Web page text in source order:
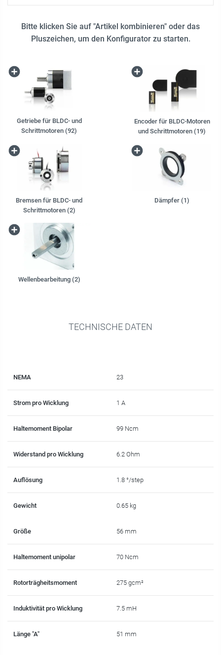
Bitte klicken Sie auf "Artikel kombinieren" oder das
Pluszeichen, um den Konfigurator zu starten.
Getriebe für BLDC- und
Schrittmotoren (92)
Encoder für BLDC-Motoren
und Schrittmotoren (19)
Bremsen für BLDC- und
Schrittmotoren (2)
Dämpfer (1)
Wellenbearbeitung (2)
TECHNISCHE DATEN
NEMA 23
Strom pro Wicklung 1 A
Haltemoment Bipolar 99 Ncm
Widerstand pro Wicklung 6.2 Ohm
Auflösung 1.8 °/step
Gewicht 0.65 kg
Größe 56 mm
Haltemoment unipolar 70 Ncm
Rotorträgheitsmoment 275 gcm²
Induktivität pro Wicklung 7.5 mH
Länge "A" 51 mm